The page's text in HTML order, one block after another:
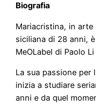
Biografia
Mariacristina, in arte
siciliana di 28 anni,
MeOLabel di Paolo Li
La sua passione per
inizia a studiare
anni e da quel